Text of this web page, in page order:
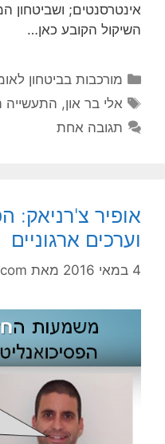
אינטרסנטים; ושביטחון
השיקול הקובע כאן…
קטגוריות
מורכבות בביטחון
תגיות
אלי בר און, התעשייה
תגובה אחת
אופיר צ'רניאק:
וערכים ארגוניים
4 במאי 2016 מאת